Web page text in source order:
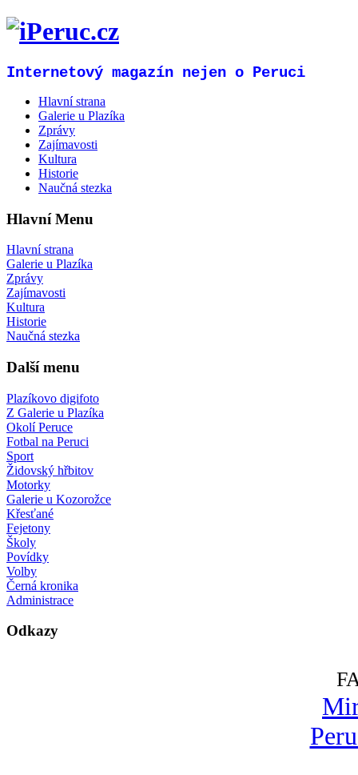
Internetový magazín nejen o Peruci
Hlavní strana
Galerie u Plazíka
Zprávy
Zajímavosti
Kultura
Historie
Naučná stezka
Hlavní Menu
Hlavní strana
Galerie u Plazíka
Zprávy
Zajímavosti
Kultura
Historie
Naučná stezka
Další menu
Plazíkovo digifoto
Z Galerie u Plazíka
Okolí Peruce
Fotbal na Peruci
Sport
Židovský hřbitov
Motorky
Galerie u Kozorožce
Křesťané
Fejetony
Školy
Povídky
Volby
Černá kronika
Administrace
Odkazy